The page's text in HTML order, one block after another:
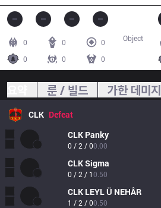
0 0
0
0
0 0
Object
룬 / 빌드 가한 데미지
CLK Defeat
CLK Panky
0 / 2 / 00.00
CLKSigma
0 / 2 / 10.50
CLK LEYL Ü NEHÂR
1 / 2 / 00.50